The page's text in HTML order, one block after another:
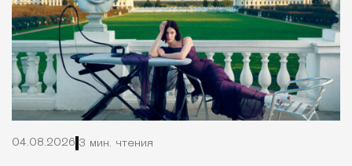
04.08.2026 3 мин. чтения